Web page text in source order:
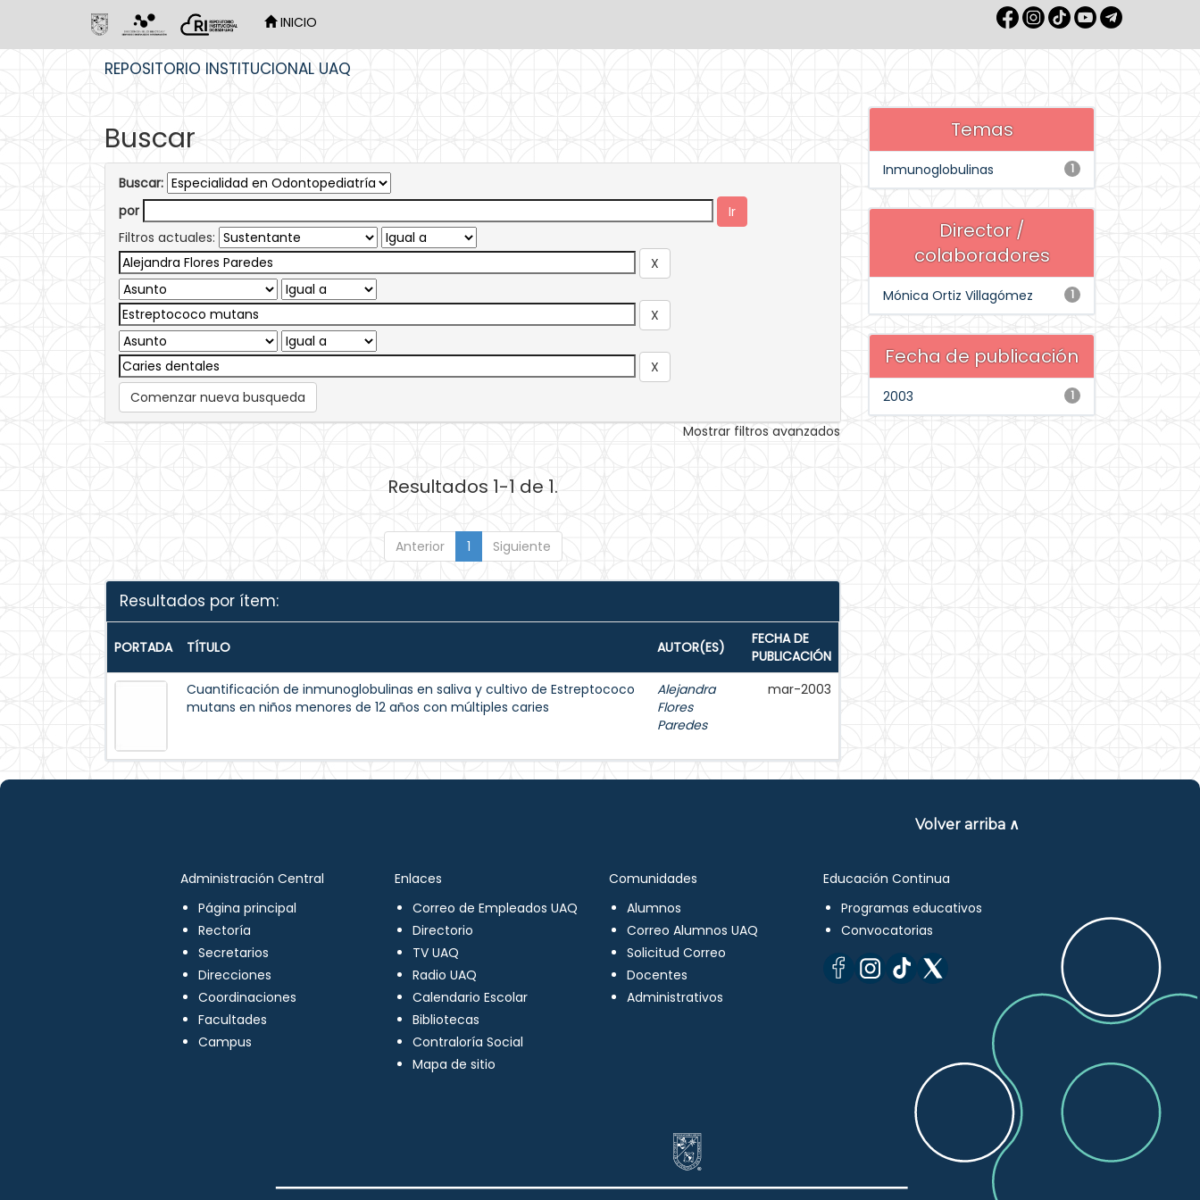
INICIO
REPOSITORIO INSTITUCIONAL UAQ
Buscar
Buscar:
por
Filtros actuales:
Comenzar nueva busqueda
Mostrar filtros avanzados
Resultados 1-1 de 1.
Anterior 1 Siguiente
Resultados por ítem:
PORTADA TÍTULO AUTOR(ES)
FECHA DE
PUBLICACIÓN
Cuantificación de inmunoglobulinas en saliva y cultivo de Estreptococo
mutans en niños menores de 12 años con múltiples caries
Alejandra
Flores
Paredes
mar-2003
Temas
1
Inmunoglobulinas
Director /
colaboradores
1
Mónica Ortiz Villagómez
Fecha de publicación
1
2003
Volver arriba ∧
Administración Central
Página principal
Rectoría
Secretarios
Direcciones
Coordinaciones
Facultades
Campus
Enlaces
Correo de Empleados UAQ
Directorio
TV UAQ
Radio UAQ
Calendario Escolar
Bibliotecas
Contraloría Social
Mapa de sitio
Comunidades
Alumnos
Correo Alumnos UAQ
Solicitud Correo
Docentes
Administrativos
Educación Continua
Programas educativos
Convocatorias